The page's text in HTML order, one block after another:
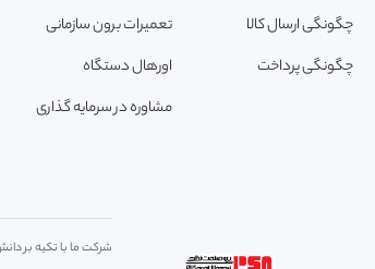
چگونگی ارسال کالا
چگونگی پرداخت
تعمیرات برون سازمانی
اورهال دستگاه
مشاوره در سرمایه گذاری
شرکت ما با تکیه بر